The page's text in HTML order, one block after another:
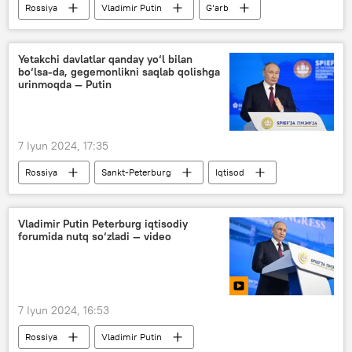
Rossiya Vladimir Putin
G‘arb
sanksiya
sanksiyalar ro‘yxati
BRIKS (BRICS)
Peterburg xalqaro iqtisodiy forumi
Yetakchi davlatlar qanday yo‘l bilan
bo‘lsa-da, gegemonlikni saqlab qolishga
urinmoqda — Putin
7 Iyun 2024, 17:35
Rossiya Sankt-Peterburg
Iqtisod
Vladimir Putin
Peterburg xalqaro iqtisodiy forumi
Vladimir Putin Peterburg iqtisodiy
forumida nutq so‘zladi — video
7 Iyun 2024, 16:53
Rossiya Vladimir Putin